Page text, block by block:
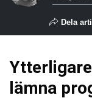
Dela
lämna